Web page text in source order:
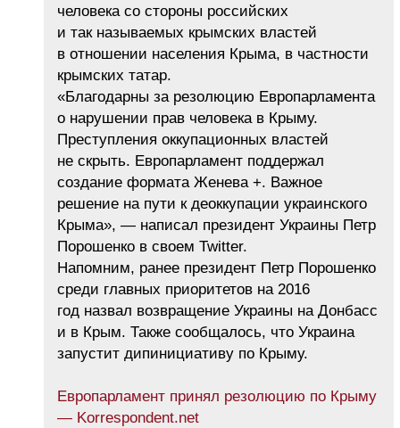
человека со стороны российских
и так называемых крымских властей
в отношении населения Крыма, в частности
крымских татар.
«Благодарны за резолюцию Европарламента
о нарушении прав человека в Крыму.
Преступления оккупационных властей
не скрыть. Европарламент поддержал
создание формата Женева +. Важное
решение на пути к деоккупации украинского
Крыма», — написал президент Украины Петр
Порошенко в своем Twitter.
Напомним, ранее президент Петр Порошенко
среди главных приоритетов на 2016
год назвал возвращение Украины на Донбасс
и в Крым. Также сообщалось, что Украина
запустит дипинициативу по Крыму.
Европарламент принял резолюцию по Крыму
— Korrespondent.net